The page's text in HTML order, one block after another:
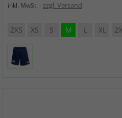
inkl. MwSt. zzgl. Versand
2XS XS S M L XL